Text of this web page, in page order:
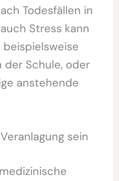
Todesfällen in
Stress kann
beispielsweise
Schule, oder
anstehende
sein